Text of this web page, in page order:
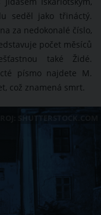
seděl jako třináctý.
za nedokonalé číslo,
počet měsíců
také Židé.
písmo najdete M.
což znamená smrt.
SHUTTERSTOCK.COM